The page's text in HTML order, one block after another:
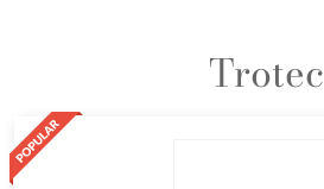
Trotec